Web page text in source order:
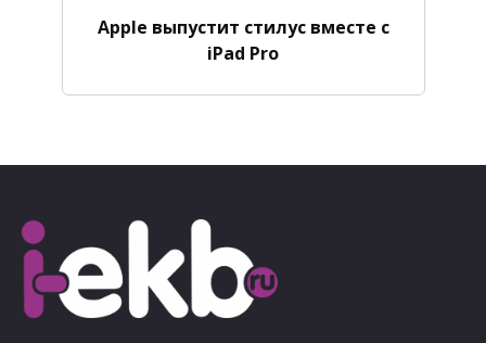
Apple выпустит стилус вместе с
iPad Pro